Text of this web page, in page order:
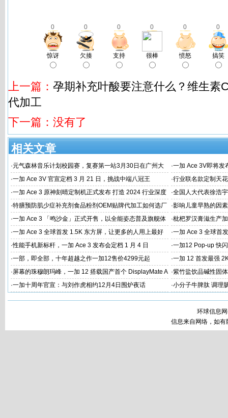
0 0 0 0 0 0
惊讶 欠揍 支持 很棒 愤怒 搞笑
上一篇： 孕期补充叶酸要注意什么？维生素
代加工
下一篇：没有了
相关文章
·元气森林音乐计划校园赛，复赛第一站3月30日在广州大
学唱响
·一加 Ace 3V即将发
·一加 Ace 3V 官宣定档 3 月 21 日，挑战中端八冠王 ·行业联名款定制天
火速告罄
·一加 Ace 3 原神刻晴定制机正式发布 打造 2024 行业深度
定制新标杆
·全国人大代表徐浩
国建设
·特膳预防肌少症补充剂食品粉剂OEM贴牌代加工如何选厂
家
·影响儿童早熟的因
代工厂
·一加 Ace 3 「鸣沙金」正式开售，以全能姿态普及旗舰体
验
·枇杷罗汉膏滋生产
家
·一加 Ace 3 全球首发 1.5K 东方屏，让更多的人用上最好
的屏幕
·一加 Ace 3 全球首
屏幕体验
·性能手机新标杆，一加 Ace 3 发布会定档 1 月 4 日 ·一加12 Pop-up 快
·一部，即全部，十年超越之作一加12售价4299元起 ·一加 12 首发最强
·屏幕的珠穆朗玛峰，一加 12 搭载国产首个 DisplayMate A
+ 2K 东方屏
·紫竹盐饮品碱性固
工
·一加十周年官宣：与刘作虎相约12月4日围炉夜话 ·小分子牛脾肽 调理
环球信息
信息来自网络，如